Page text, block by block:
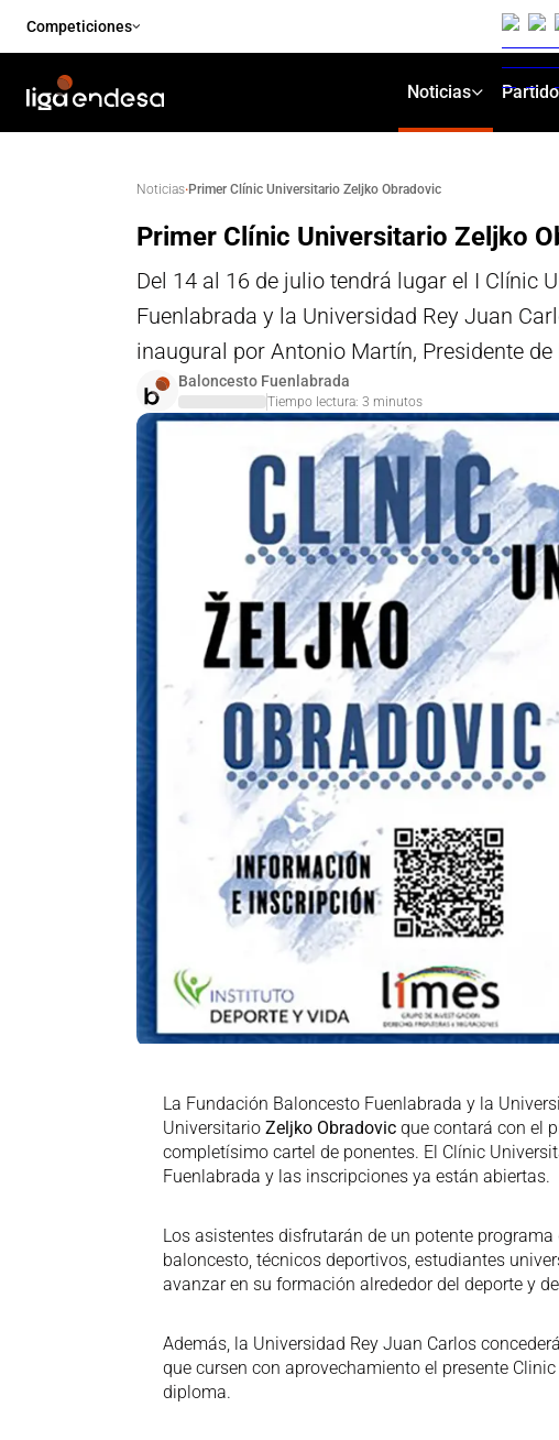
Competiciones
Noticias
Noticias·Primer Clínic Universitario Zeljko Obradovic
Primer Clínic Universitario Zeljko
Del 14 al 16 de julio tendrá lugar el I Clínic
Fuenlabrada y la Universidad Rey Juan
inaugural por Antonio Martín, Presidente de
Baloncesto Fuenlabrada
Tiempo lectura: 3 minutos
La Fundación Baloncesto Fuenlabrada y la
Universitario Zeljko Obradovic que contará con el
completísimo cartel de ponentes. El Clínic
Fuenlabrada y las inscripciones ya están abiertas.
Los asistentes disfrutarán de un potente
baloncesto, técnicos deportivos, estudiantes
avanzar en su formación alrededor del deporte y
Además, la Universidad Rey Juan Carlos
que cursen con aprovechamiento el presente
diploma.